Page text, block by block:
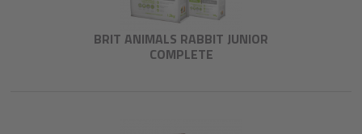
BRIT ANIMALS RABBIT JUNIOR
COMPLETE